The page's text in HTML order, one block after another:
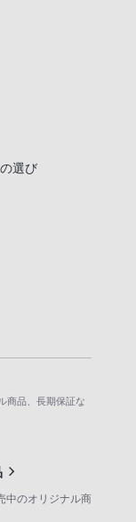
選び
商品、長期保証な
中のオリジナル商